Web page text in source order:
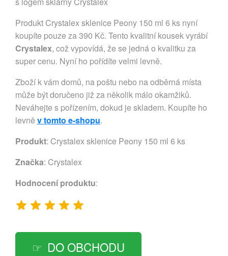
Produkt Crystalex sklenice Peony 150 ml 6 ks nyní
koupíte pouze za 390 Kč. Tento kvalitní kousek vyrábí
Crystalex, což vypovídá, že se jedná o kvalitku za
super cenu. Nyní ho pořídíte velmi levně.
Zboží k vám domů, na poštu nebo na odběrná místa
může být doručeno již za několik málo okamžiků.
Neváhejte s pořízením, dokud je skladem. Koupíte ho
levně v tomto e-shopu.
Produkt: Crystalex sklenice Peony 150 ml 6 ks
Značka: Crystalex
Hodnocení produktu:
DO OBCHODU